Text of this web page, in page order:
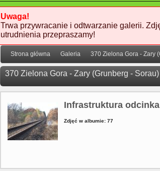
Uwaga!
Trwa przywracanie i odtwarzanie galerii.
utrudnienia przepraszamy!
Strona główna Galeria 370 Zielona Gora - Zary
370 Zielona Gora - Zary (Grunberg - Sorau)
Infrastruktura odcinka
Zdjęć w albumie: 77